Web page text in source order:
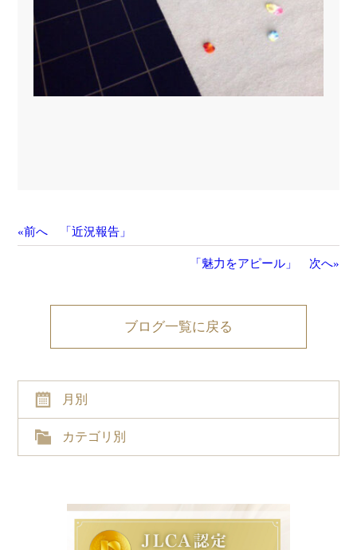
«前へ 「近況報告」
「魅力をアピール」 次へ»
ブログ一覧に戻る
月別
カテゴリ別